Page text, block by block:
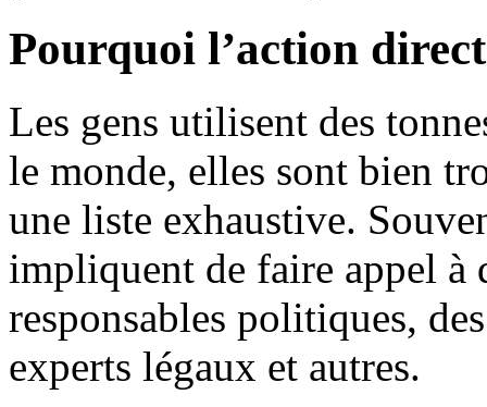
Pourquoi l’action
Les gens utilisent des
le monde, elles sont bien
une liste exhaustive.
impliquent de faire appel à
responsables politiques,
experts légaux et autres.